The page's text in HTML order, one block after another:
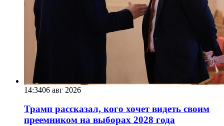
14:3406 авг 2026
Трамп рассказал, кого хочет видеть своим
преемником на выборах 2028 года